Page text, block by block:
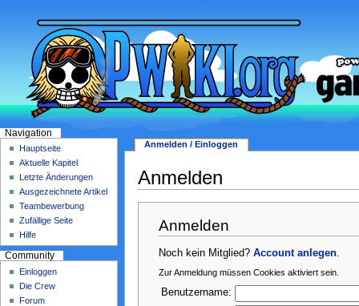
Anmelden
Anmelden
Noch kein Mitglied?Account anlegen
Zur Anmeldung müssen Cookies aktiviert sein.
Benutzername:
Anmelden / Einloggen
Navigation
Hauptseite
Aktuelle Kapitel
Letzte Änderungen
Ausgezeichnete Artikel
Teambewerbung
Zufällige Seite
Hilfe
Community
Einloggen
Die Crew
Forum